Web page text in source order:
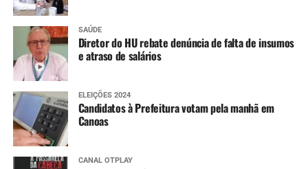
SAÚDE
Diretor do HU rebate denúncia de falta de insumos
e atraso de salários
ELEIÇÕES 2024
Candidatos à Prefeitura votam pela manhã em
Canoas
CANAL OTPLAY